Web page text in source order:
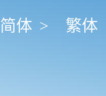
简体 > 繁体